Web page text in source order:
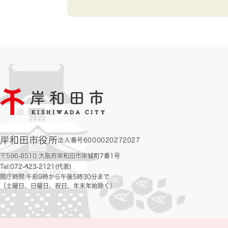
岸和田市役所法人番号6000020272027
〒596-8510 大阪府岸和田市岸城町7番1号
Tel:072-423-2121(代表)
開庁時間:午前9時から午後5時30分まで
（土曜日、日曜日、祝日、年末年始除く）